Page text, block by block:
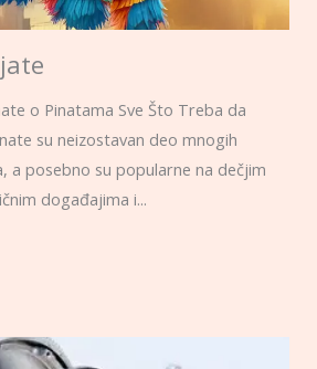
o Pinatama Sve Što Treba da
su neizostavan deo mnogih
a posebno su popularne na dečjim
događajima i...